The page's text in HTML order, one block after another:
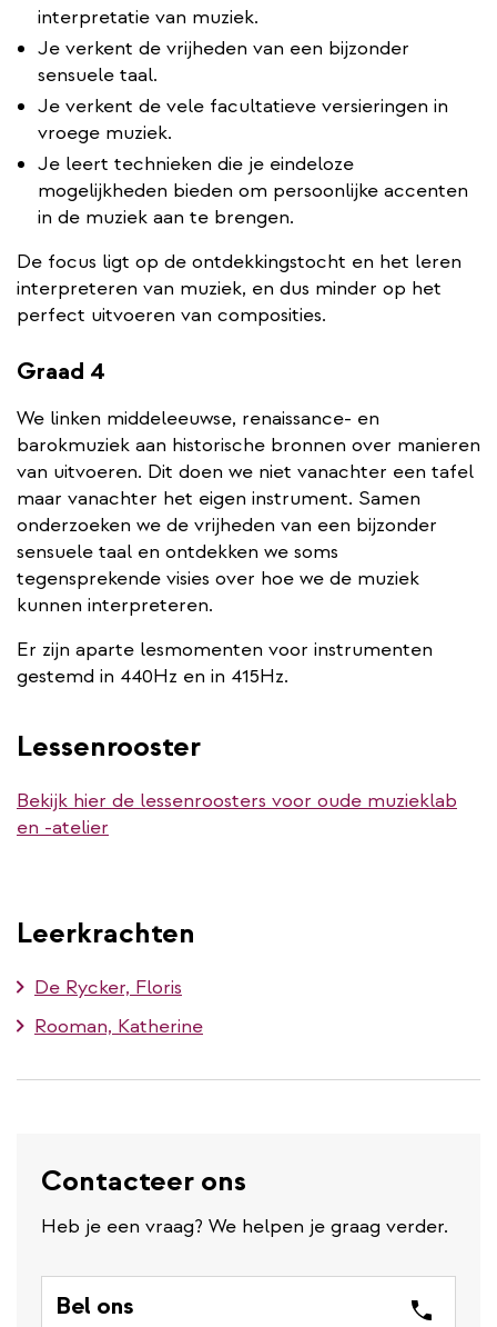
interpretatie van muziek.
Je verkent de vrijheden van een bijzonder
sensuele taal.
Je verkent de vele facultatieve versieringen in
vroege muziek.
Je leert technieken die je eindeloze
mogelijkheden bieden om persoonlijke accenten
in de muziek aan te brengen.
De focus ligt op de ontdekkingstocht en het leren
interpreteren van muziek, en dus minder op het
perfect uitvoeren van composities.
Graad 4
We linken middeleeuwse, renaissance- en
barokmuziek aan historische bronnen over manieren
van uitvoeren. Dit doen we niet vanachter een tafel
maar vanachter het eigen instrument. Samen
onderzoeken we de vrijheden van een bijzonder
sensuele taal en ontdekken we soms
tegensprekende visies over hoe we de muziek
kunnen interpreteren.
Er zijn aparte lesmomenten voor instrumenten
gestemd in 440Hz en in 415Hz.
Lessenrooster
Bekijk hier de lessenroosters voor oude muzieklab
en -atelier
Leerkrachten
De Rycker, Floris
Rooman, Katherine
Contacteer ons
Heb je een vraag? We helpen je graag verder.
Bel ons